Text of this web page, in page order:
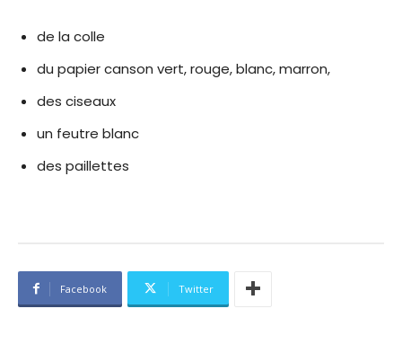
de la colle
du papier canson vert, rouge, blanc, marron,
des ciseaux
un feutre blanc
des paillettes
Facebook Twitter